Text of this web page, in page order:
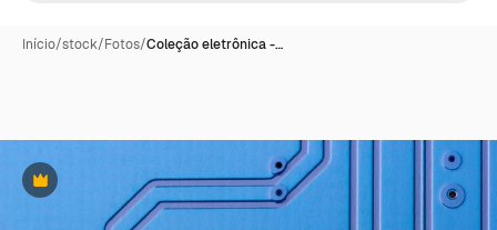
Início/stock/Fotos/Coleção eletrônica -…
Premium